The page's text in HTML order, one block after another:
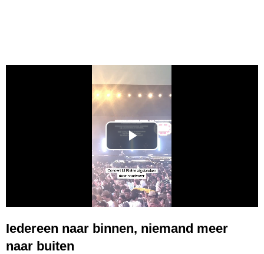
P
l
a
y
Iedereen naar binnen, niemand meer
naar buiten